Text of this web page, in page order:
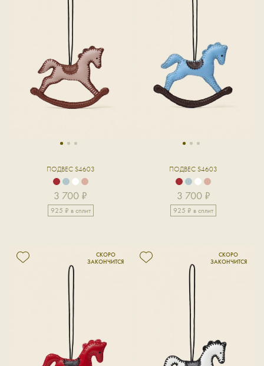
1 2 3
ПОДВЕС S4603
3 700 ₽
925 ₽ в сплит
1 2 3
ПОДВЕС S4603
3 700 ₽
925 ₽ в сплит